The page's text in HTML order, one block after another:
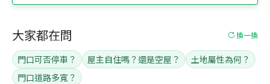
大家都在問 換一換
門口可否停車？ 屋主自住嗎？還是空屋？
土地屬性為何？
門口道路多寬？